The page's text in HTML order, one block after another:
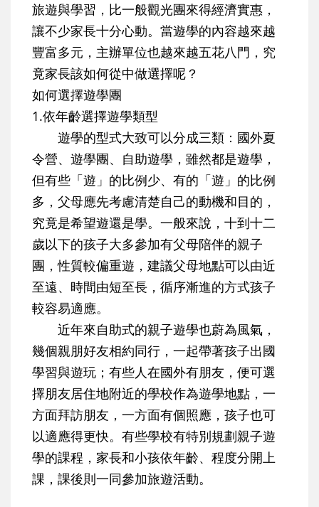
旅遊與學習，比一般觀光團來得經濟實惠，
讓不少家長十分心動。當遊學的內容越來越
豐富多元，主辦單位也越來越五花八門，究
竟家長該如何從中做選擇呢？
如何選擇遊學團
1.依年齡選擇遊學類型
遊學的型式大致可以分成三類：國外夏
令營、遊學團、自助遊學，雖然都是遊學，
但有些「遊」的比例少、有的「遊」的比例
多，父母應先考慮清楚自己的動機和目的，
究竟是希望遊還是學。一般來說，十到十二
歲以下的孩子大多參加有父母陪伴的親子
團，性質較偏重遊，建議父母地點可以由近
至遠、時間由短至長，循序漸進的方式孩子
較容易適應。
近年來自助式的親子遊學也蔚為風氣，
幾個親朋好友相約同行，一起帶著孩子出國
學習與遊玩；有些人在國外有朋友，便可選
擇朋友居住地附近的學校作為遊學地點，一
方面拜訪朋友，一方面有個照應，孩子也可
以適應得更快。有些學校有特別規劃親子遊
學的課程，家長和小孩依年齡、程度分開上
課，課後則一同參加旅遊活動。